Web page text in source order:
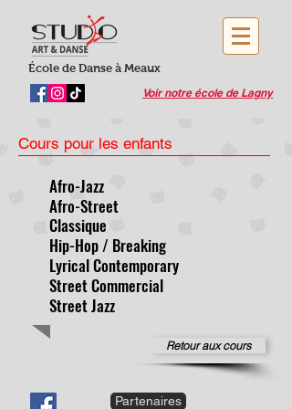
École de Danse à Meaux
Voir notre école de Lagny
Cours pour les enfants
Afro-Jazz
Afro-Street
Classique
Lyrical Contemporary
Street Commercial
Street Jazz
Hip-Hop / Breaking
Retour aux cours
Partenaires